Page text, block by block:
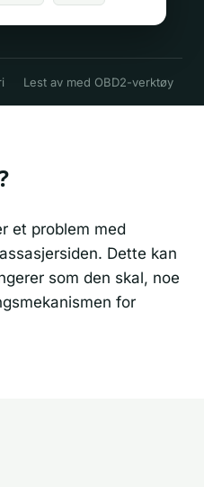
Lest av med OBD2-verktøy
et problem med
Dette kan
som den skal, noe
for